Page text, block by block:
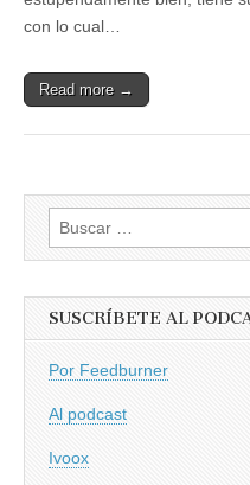
con lo cual…
Read more →
Buscar:
SUSCRÍBETE AL
Por Feedburner
Al podcast
Ivoox